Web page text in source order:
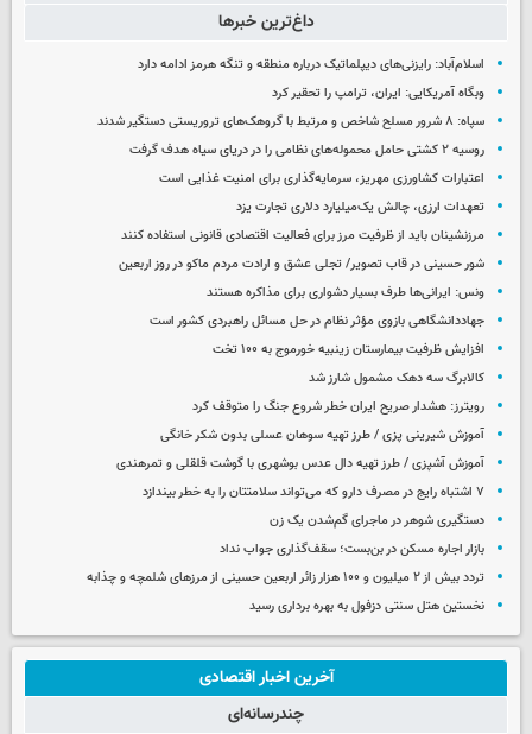
داغ‌ترین خبرها
اسلام‌آباد: رایزنی‌های دیپلماتیک درباره منطقه و تنگه هرمز ادامه دارد
وبگاه آمریکایی: ایران، ترامپ را تحقیر کرد
سپاه: ۸ شرور مسلح شاخص و مرتبط با گروهک‌های تروریستی دستگیر شدند
روسیه ۲ کشتی حامل محموله‌های نظامی را در دریای سیاه هدف گرفت
اعتبارات کشاورزی مهریز، سرمایه‌گذاری برای امنیت غذایی است
تعهدات ارزی، چالش یک‌میلیارد دلاری تجارت یزد
مرزنشینان باید از ظرفیت مرز برای فعالیت اقتصادی قانونی استفاده کنند
شور حسینی در قاب تصویر/ تجلی عشق و ارادت مردم ماکو در روز اربعین
ونس: ایرانی‌ها طرف بسیار دشواری برای مذاکره هستند
جهاددانشگاهی بازوی مؤثر نظام در حل مسائل راهبردی کشور است
افزایش ظرفیت بیمارستان زینبیه خورموج به ۱۰۰ تخت
کالابرگ سه دهک مشمول شارز شد
رویترز: هشدار صریح ایران خطر شروع جنگ را متوقف کرد
آموزش شیرینی پزی / طرز تهیه سوهان عسلی بدون شکر خانگی
آموزش آشپزی / طرز تهیه دال عدس بوشهری با گوشت قلقلی و تمرهندی
۷ اشتباه رایج در مصرف دارو که می‌تواند سلامتتان را به خطر بیندازد
دستگیری شوهر در ماجرای گم‌شدن یک زن
بازار اجاره مسکن در بن‌بست؛ سقف‌گذاری جواب نداد
تردد بیش از ۲ میلیون و ۱۰۰ هزار زائر اربعین حسینی از مرزهای شلمچه و چذابه
نخستین هتل سنتی دزفول به بهره برداری رسید
آخرین اخبار اقتصادی
چندرسانه‌ای